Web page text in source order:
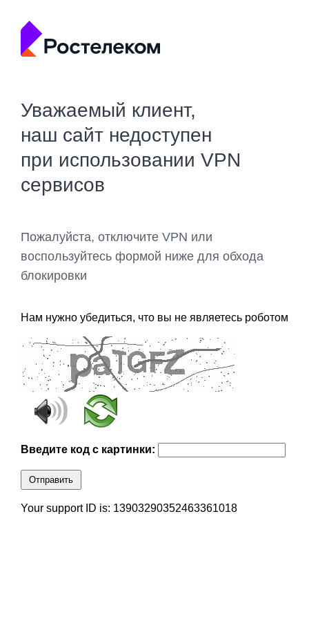
Уважаемый клиент,
наш сайт недоступен
при использовании VPN
сервисов
Пожалуйста, отключите VPN или
воспользуйтесь формой ниже для обхода
блокировки
Нам нужно убедиться, что вы не являетесь роботом
Введите код с картинки:
Отправить
Your support ID is: 13903290352463361018